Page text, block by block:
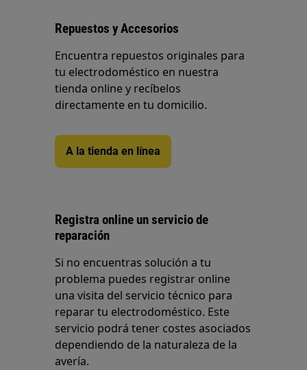
Repuestos y Accesorios
Encuentra repuestos originales para
tu electrodoméstico en nuestra
tienda online y recíbelos
directamente en tu domicilio.
A la tienda en línea
Registra online un servicio de
reparación
Si no encuentras solución a tu
problema puedes registrar online
una visita del servicio técnico para
reparar tu electrodoméstico. Este
servicio podrá tener costes asociados
dependiendo de la naturaleza de la
avería.